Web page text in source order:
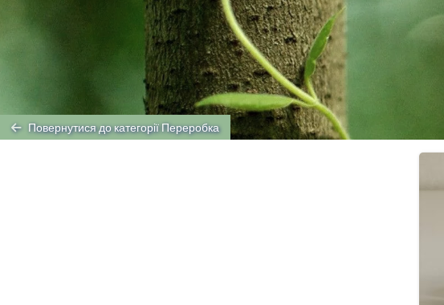
Повернутися до категорії Переробка